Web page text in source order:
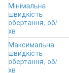
Мінімальна
швидкість
обертання, об/
хв
Максимальна
швидкість
обертання, об/
хв